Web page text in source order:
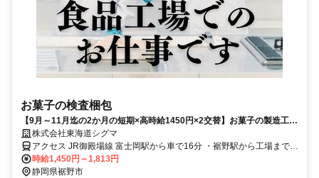
お菓子の検査梱包
【9月～11月迄の2か月の短期×高時給1450円×2交替】お菓子の製造工場
で梱包・検査/未経験からOK！
株式会社東海道シグマ
アクセス JR御殿場線 富士岡駅から車で16分 ・裾野駅から工場まで送
迎バス有（規定有）
時給1,450円～1,813円
静岡県裾野市